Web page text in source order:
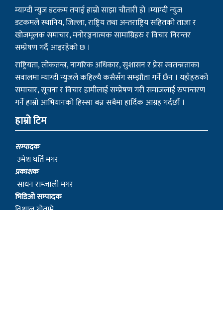
म्याग्दी न्युज डटकम तपाई हाम्रो साझा चौतारी हो ।म्याग्दी न्युज
डटकमले स्थानिय, जिल्ला, राष्ट्रिय तथा अन्तराष्ट्रिय सहितको ताजा र
खोजमूलक समाचार, मनोरञ्जनात्मक सामाग्रिहरु र विचार निरन्तर
सम्प्रेषण गर्दै आइरहेको छ ।
राष्ट्रियता, लोकतन्त्र, नागरिक अधिकार, सुशासन र प्रेस स्वतन्त्रताका
सवालमा म्याग्दी न्युजले कहिल्यै कसैसँग सम्झौता गर्ने छैन । यहाँहरुको
समाचार, सूचना र विचार हामीलाई सम्प्रेषण गरी समाजलाई रुपान्तरण
गर्ने हाम्रो आभियानको हिस्सा बन्न सबैमा हार्दिक आग्रह गर्दछौं ।
हाम्रो टिम
सम्पादक
उमेश घर्ति मगर
प्रकाशक
साधन राम्जाली मगर
भिडिओ सम्पादक
विशाल गोतामे